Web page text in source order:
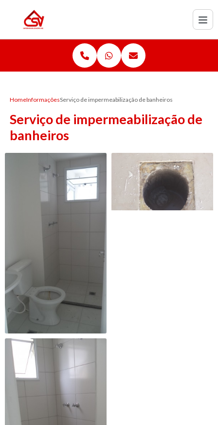
HomeInformaçõesServiço de impermeabilização de banheiros
Serviço de impermeabilização de
banheiros